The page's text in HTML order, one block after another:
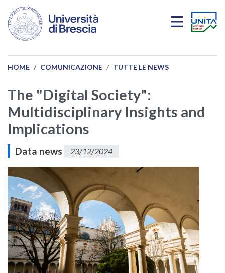
Salta al contenuto principale
HOME COMUNICAZIONE TUTTE LE NEWS
The "Digital Society":
Multidisciplinary Insights and
Implications
Data news 23/12/2024